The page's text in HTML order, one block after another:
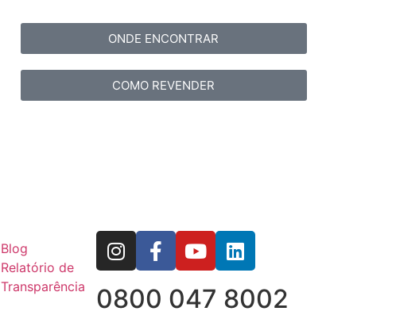
ONDE ENCONTRAR
COMO REVENDER
Blog
Relatório de
Transparência
0800 047 8002